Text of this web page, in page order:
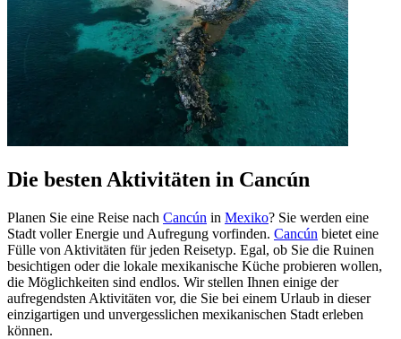
Die besten Aktivitäten in Cancún
Planen Sie eine Reise nach Cancún in Mexiko? Sie werden eine
Stadt voller Energie und Aufregung vorfinden. Cancún bietet eine
Fülle von Aktivitäten für jeden Reisetyp. Egal, ob Sie die Ruinen
besichtigen oder die lokale mexikanische Küche probieren wollen,
die Möglichkeiten sind endlos. Wir stellen Ihnen einige der
aufregendsten Aktivitäten vor, die Sie bei einem Urlaub in dieser
einzigartigen und unvergesslichen mexikanischen Stadt erleben
können.